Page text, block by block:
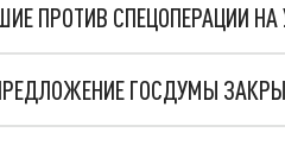
ПРОТИВ СПЕЦОПЕРАЦИИ НА